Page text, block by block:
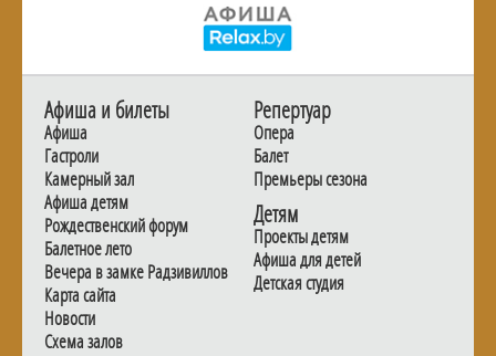
Афиша и билеты
Афиша
Гастроли
Камерный зал
Афиша детям
Рождественский форум
Балетное лето
Вечера в замке Радзивиллов
Карта сайта
Новости
Схема залов
Репертуар
Опера
Балет
Премьеры сезона
Детям
Проекты детям
Афиша для детей
Детская студия